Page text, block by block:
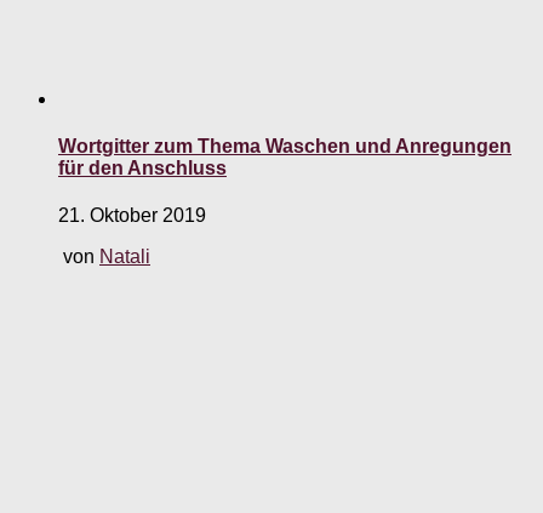
Wortgitter zum Thema Waschen und Anregungen
für den Anschluss
21. Oktober 2019
von Natali